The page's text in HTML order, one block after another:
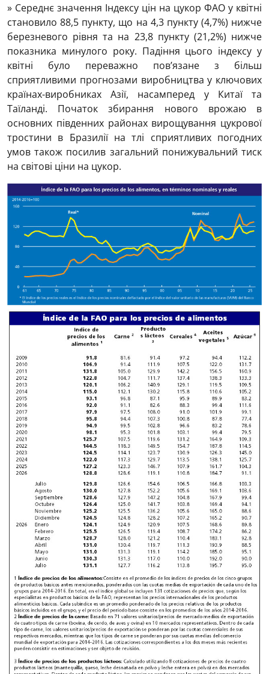
» Середнє значення Індексу цін на цукор ФАО у квітні
становило 88,5 пункту, що на 4,3 пункту (4,7%) нижче
березневого рівня та на 23,8 пункту (21,2%) нижче
показника минулого року. Падіння цього індексу у
квітні було переважно пов’язане з більш
сприятливими прогнозами виробництва у ключових
країнах-виробниках Азії, насамперед у Китаї та
Таїланді. Початок збирання нового врожаю в
основних південних районах вирощування цукрової
тростини в Бразилії на тлі сприятливих погодних
умов також посилив загальний понижувальний тиск
на світові ціни на цукор.